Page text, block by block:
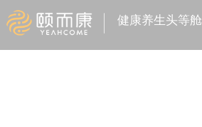
健康养生头等舱